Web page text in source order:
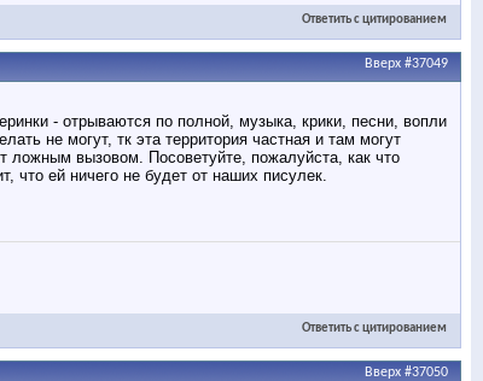
Ответить с цитированием
Вверх #37049
- отрываются по полной, музыка, крики, песни, вопли
не могут, тк эта территория частная и там могут
ложным вызовом. Посоветуйте, пожалуйста, как что
что ей ничего не будет от наших писулек.
Ответить с цитированием
Вверх #37050